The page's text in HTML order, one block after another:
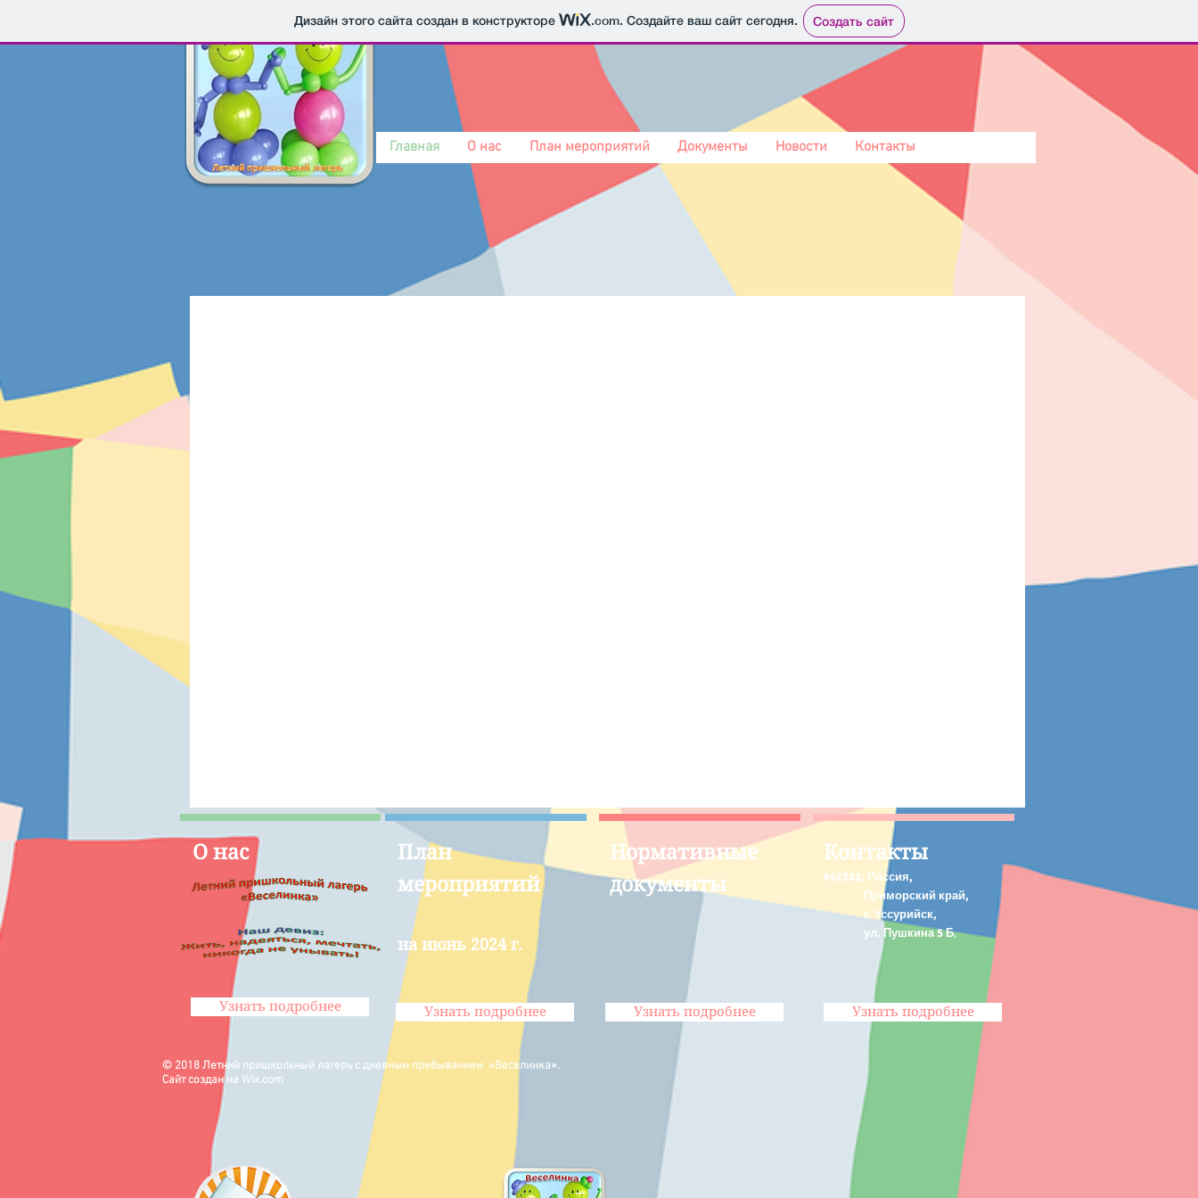
Дизайн этого сайта создан в конструкторе .com. Создайте ваш сайт сегодня. Создать сайт
Главная О нас План мероприятий Документы Новости Контакты
О нас
Узнать подробнее
План
мероприятий
на июнь 2024г.
Узнать подробнее
Нормативные
документы
Узнать подробнее
Контакты
692512, Россия,
Приморский край,
г. Уссурийск,
ул. Пушкина 5 Б,
Узнать подробнее
© 2018 Летний пришкольный лагерь с дневным пребыванием «Веселинка».
Сайт создан на Wix.com